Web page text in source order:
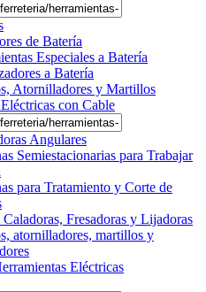
de Batería
Especiales a Batería
a Batería
Atornilladores y Martillos
con Cable
Angulares
Semiestacionarias para Trabajar
para Tratamiento y Corte de
Caladoras, Fresadoras y Lijadoras
atornilladores, martillos y
Eléctricas